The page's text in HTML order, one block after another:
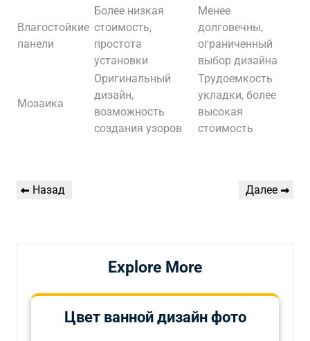
Влагостойкие
панели
Более низкая
стоимость,
простота
установки
Менее
долговечны,
ограниченный
выбор дизайна
Мозаика
Оригинальный
дизайн,
возможность
создания узоров
Трудоемкость
укладки, более
высокая
стоимость
Навигация
Предыдущая
Назад
Следующая
Далее
Explore More
Цвет ванной дизайн фото